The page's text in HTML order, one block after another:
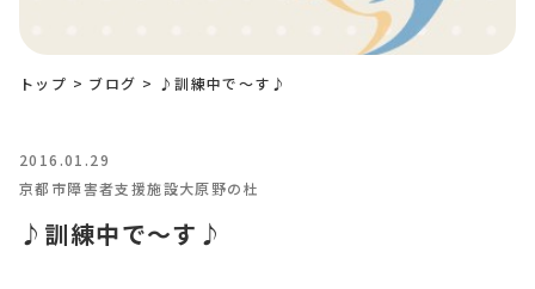
トップ > ブログ > ♪訓練中で～す♪
2016.01.29
京都市障害者支援施設大原野の杜
♪訓練中で～す♪